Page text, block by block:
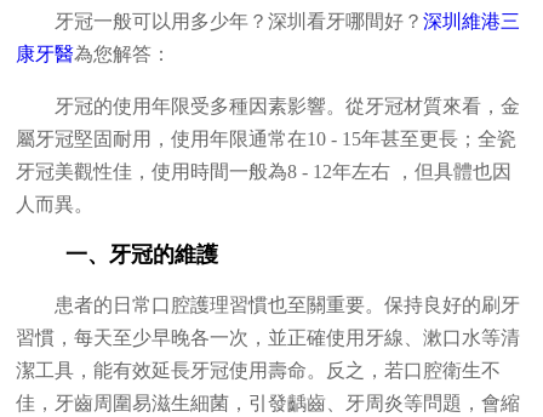
牙冠一般可以用多少年？深圳看牙哪間好？深圳維港三
康牙醫為您解答：
牙冠的使用年限受多種因素影響。從牙冠材質來看，金
屬牙冠堅固耐用，使用年限通常在10 - 15年甚至更長；全瓷
牙冠美觀性佳，使用時間一般為8 - 12年左右 ，但具體也因
人而異。
一、牙冠的維護
患者的日常口腔護理習慣也至關重要。保持良好的刷牙
習慣，每天至少早晚各一次，並正確使用牙線、漱口水等清
潔工具，能有效延長牙冠使用壽命。反之，若口腔衛生不
佳，牙齒周圍易滋生細菌，引發齲齒、牙周炎等問題，會縮